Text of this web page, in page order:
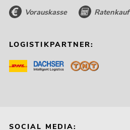
Vorauskasse Ratenkauf
LOGISTIKPARTNER:
SOCIAL MEDIA: